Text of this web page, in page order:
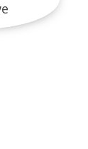
skarbów
ludzkim
miejsce
naszych